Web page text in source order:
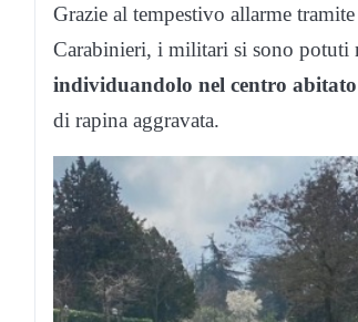
Grazie al tempestivo allarme
Carabinieri, i militari si sono potuti
individuandolo nel centro
di rapina aggravata.